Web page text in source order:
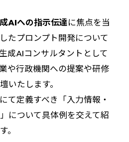
AIへの指示伝達に焦点を当
たプロンプト開発について
成AIコンサルタントとして
や行政機関への提案や研修
いたします。
て定義すべき「入力情報・
について具体例を交えて紹
。